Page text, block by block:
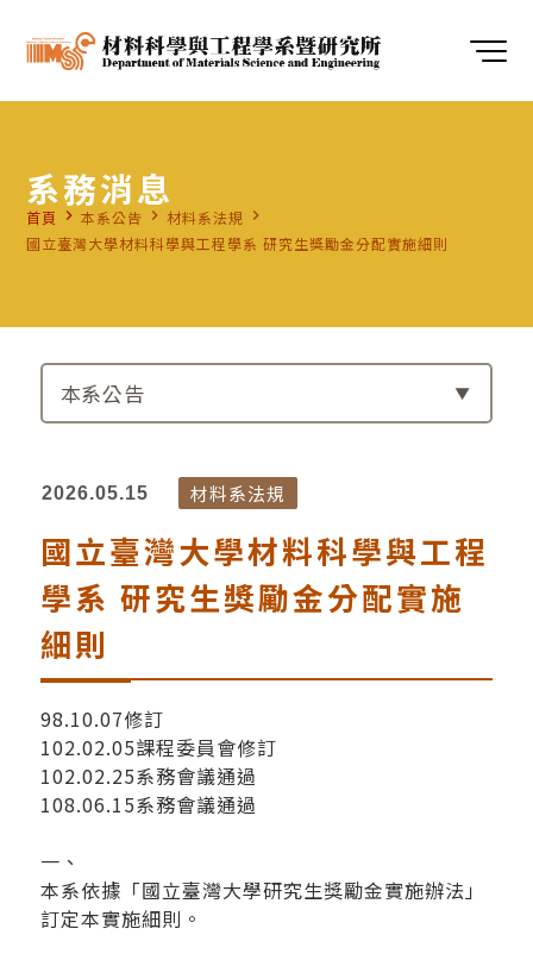
系務消息
首頁 navigate_next 本系公告 navigate_next 材料系法規 navigate_next
國立臺灣大學材料科學與工程學系 研究生獎勵金分配實施細則
本系公告
2026.05.15 材料系法規
國立臺灣大學材料科學與工程
學系 研究生獎勵金分配實施
細則
98.10.07修訂
102.02.05課程委員會修訂
102.02.25系務會議通過
108.06.15系務會議通過
一、
本系依據「國立臺灣大學研究生獎勵金實施辦法」
訂定本實施細則。